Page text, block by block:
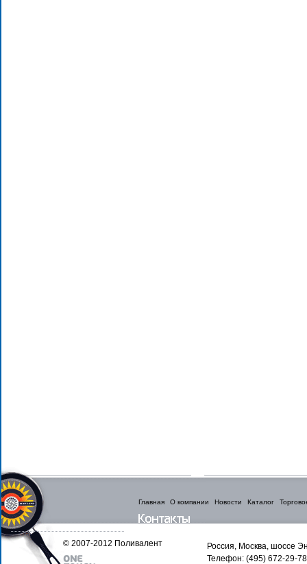
Главная О компании Новости Каталог
Россия, Москва, шоссе
Телефон: (495) 672-29-
© 2007-2012 Поливалент